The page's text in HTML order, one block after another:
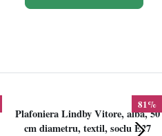
81%
Plafoniera Lindby Vitore, alba, 50
cm diametru, textil, soclu E27